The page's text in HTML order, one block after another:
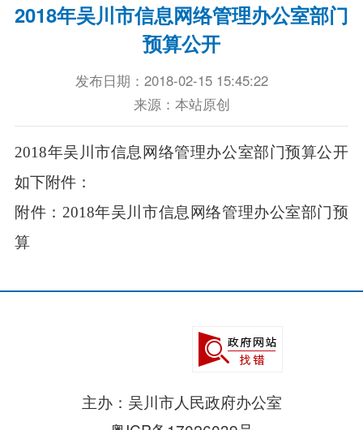
2018年吴川市信息网络管理办公室部门
预算公开
发布日期：2018-02-15 15:45:22
来源：本站原创
2018年吴川市信息网络管理办公室部门预算公开
如下附件：
附件： 2018年吴川市信息网络管理办公室部门预
算
主办：吴川市人民政府办公室